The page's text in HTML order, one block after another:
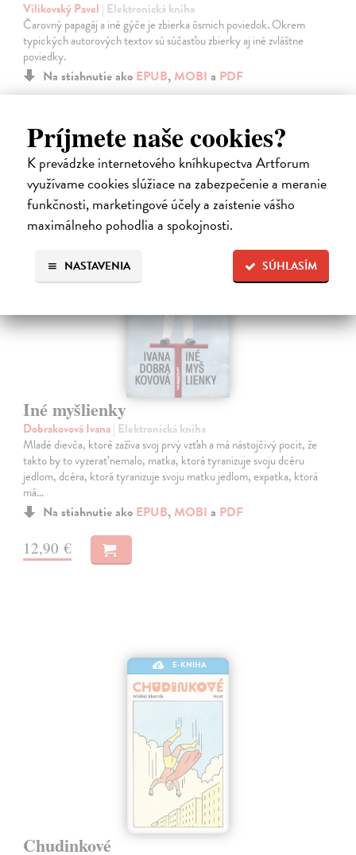
Príjmete naše cookies?
K prevádzke internetového kníhkupectva Artforum
využívame cookies slúžiace na zabezpečenie a meranie
funkčnosti, marketingové účely a zaistenie vášho
maximálneho pohodlia a spokojnosti.
SÚHLASÍM
NASTAVENIA
Vilikovský Pavel | Elektronická kniha
Čarovný papagáj a iné gýče je zbierka ôsmich poviedok. Okrem
typických autorových textov sú súčasťou zbierky aj iné zvláštne
poviedky.
Na stiahnutie ako EPUB, MOBI a PDF
E-KNIHA
Iné myšlienky
Dobrakovová Ivana| Elektronická kniha
Mladé dievča, ktoré zažíva svoj prvý vzťah a má nástojčivý pocit, že
takto by to vyzerať nemalo, matka, ktorá tyranizuje svoju dcéru
jedlom, dcéra, ktorá tyranizuje svoju matku jedlom, expatka, ktorá
má…
Na stiahnutie ako EPUB, MOBI a PDF
12,90 €
E-KNIHA
Chudinkové